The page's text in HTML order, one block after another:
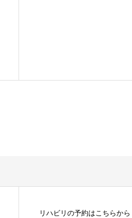
リハビリの予約はこちらから